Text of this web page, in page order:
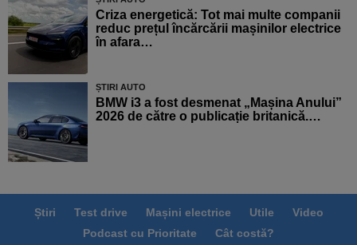
Criza energetică: Tot mai multe companii
reduc prețul încărcării mașinilor electrice
în afara…
ȘTIRI AUTO
BMW i3 a fost desmenat „Mașina Anului”
2026 de către o publicație britanică.…
Știri Test drive Mașini electrice Utile
Video
Podcast cu Prioritate
Cât costă?